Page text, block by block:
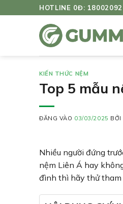
qua
HOTLINE 0Đ: 18002092
KIẾN THỨC NỆM
Top 5 mẫu
ĐĂNG VÀO 03/03/2025 BỞI
Nhiều người đứng
nệm Liên Á hay
đình thì hãy thử tham